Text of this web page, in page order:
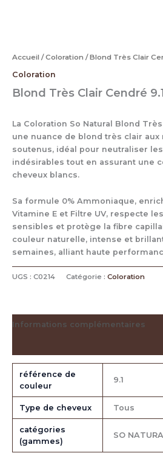
Accueil /Coloration / Blond Très Clair
Coloration
Blond Très Clair Cendré
La Coloration So Natural Blond
une nuance de blond très clair
soutenus, idéal pour neutraliser
indésirables tout en assurant une
cheveux blancs.
Sa formule 0% Ammoniaque,
Vitamine E et Filtre UV, respecte
sensibles et protège la fibre
couleur naturelle, intense et
semaines, alliant haute
UGS : C0214 Catégorie : Coloration
Informations complémentaires
référence de
couleur
9.1
Type de cheveux Tous
catégories
(gammes)
SO